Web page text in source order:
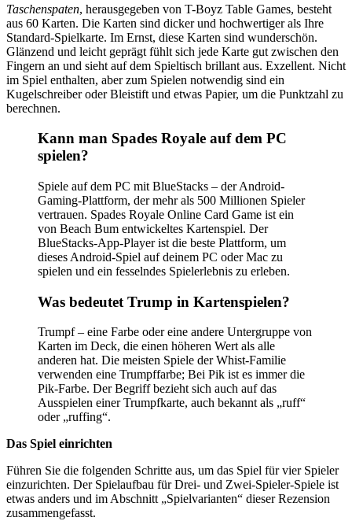
Taschenspaten, herausgegeben von T-Boyz Table Games, besteht
aus 60 Karten. Die Karten sind dicker und hochwertiger als Ihre
Standard-Spielkarte. Im Ernst, diese Karten sind wunderschön.
Glänzend und leicht geprägt fühlt sich jede Karte gut zwischen den
Fingern an und sieht auf dem Spieltisch brillant aus. Exzellent. Nicht
im Spiel enthalten, aber zum Spielen notwendig sind ein
Kugelschreiber oder Bleistift und etwas Papier, um die Punktzahl zu
berechnen.
Kann man Spades Royale auf dem PC
spielen?
Spiele auf dem PC mit BlueStacks – der Android-
Gaming-Plattform, der mehr als 500 Millionen Spieler
vertrauen. Spades Royale Online Card Game ist ein
von Beach Bum entwickeltes Kartenspiel. Der
BlueStacks-App-Player ist die beste Plattform, um
dieses Android-Spiel auf deinem PC oder Mac zu
spielen und ein fesselndes Spielerlebnis zu erleben.
Was bedeutet Trump in Kartenspielen?
Trumpf – eine Farbe oder eine andere Untergruppe von
Karten im Deck, die einen höheren Wert als alle
anderen hat. Die meisten Spiele der Whist-Familie
verwenden eine Trumpffarbe; Bei Pik ist es immer die
Pik-Farbe. Der Begriff bezieht sich auch auf das
Ausspielen einer Trumpfkarte, auch bekannt als „ruff“
oder „ruffing“.
Das Spiel einrichten
Führen Sie die folgenden Schritte aus, um das Spiel für vier Spieler
einzurichten. Der Spielaufbau für Drei- und Zwei-Spieler-Spiele ist
etwas anders und im Abschnitt „Spielvarianten“ dieser Rezension
zusammengefasst.